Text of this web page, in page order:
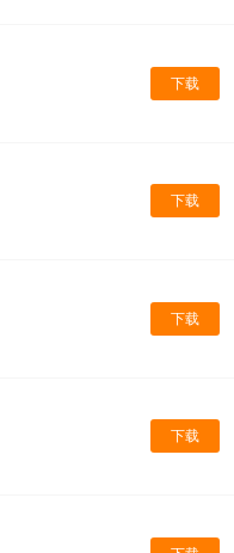
下载
下载
下载
下载